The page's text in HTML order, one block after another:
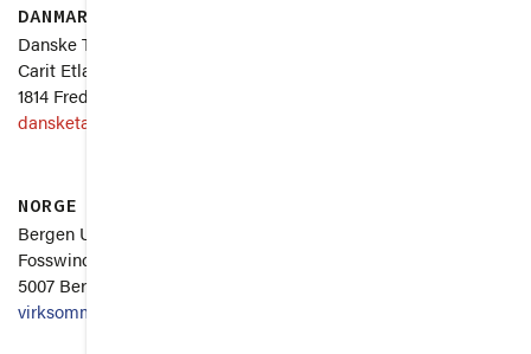
DANMARK
Danske Taler
Carit Etlars Vej 3, st.
1814 Frederiksberg C
dansketaler.dk
NORGE
Bergen Universitet
Fosswinckels gate 6
5007 Bergen
virksommeord.no